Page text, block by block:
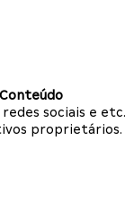
sociais e etc.
proprietários.